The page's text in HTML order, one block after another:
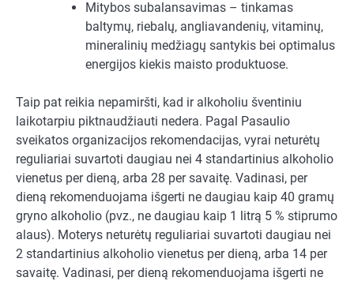
Mitybos subalansavimas – tinkamas
baltymų, riebalų, angliavandenių, vitaminų,
mineralinių medžiagų santykis bei optimalus
energijos kiekis maisto produktuose.
Taip pat reikia nepamiršti, kad ir alkoholiu šventiniu
laikotarpiu piktnaudžiauti nedera. Pagal Pasaulio
sveikatos organizacijos rekomendacijas, vyrai neturėtų
reguliariai suvartoti daugiau nei 4 standartinius alkoholio
vienetus per dieną, arba 28 per savaitę. Vadinasi, per
dieną rekomenduojama išgerti ne daugiau kaip 40 gramų
gryno alkoholio (pvz., ne daugiau kaip 1 litrą 5 % stiprumo
alaus). Moterys neturėtų reguliariai suvartoti daugiau nei
2 standartinius alkoholio vienetus per dieną, arba 14 per
savaitę. Vadinasi, per dieną rekomenduojama išgerti ne